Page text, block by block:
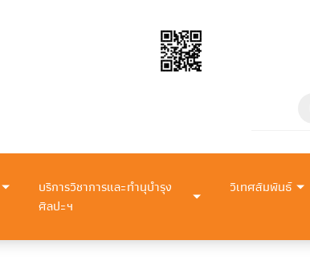
บริการวิชาการและทำนุบำรุง
ศิลปะฯ
วิเทศสัมพันธ์